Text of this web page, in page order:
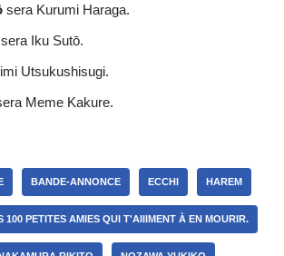
sera Kurumi Haraga.
sera Iku Sutō.
Utsukushisugi.
Meme Kakure.
BANDE-ANNONCE ECCHI HAREM
100 PETITES AMIES QUI T'AIIIMENT À EN MOURIR.